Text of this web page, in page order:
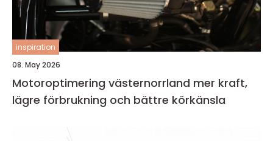
inspiration
08. May 2026
Motoroptimering västernorrland mer kraft,
lägre förbrukning och bättre körkänsla